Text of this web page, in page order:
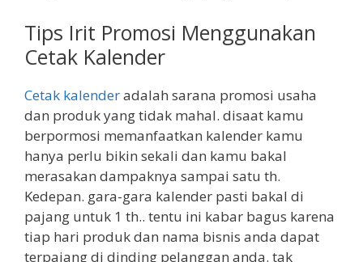
Tips Irit Promosi Menggunakan
Cetak Kalender
Cetak kalenderadalah sarana promosi usaha
dan produk yang tidak mahal. disaat kamu
berpormosi memanfaatkan kalender kamu
hanya perlu bikin sekali dan kamu bakal
merasakan dampaknya sampai satu th.
Kedepan. gara-gara kalender pasti bakal di
pajang untuk 1 th.. tentu ini kabar bagus karena
tiap hari produk dan nama bisnis anda dapat
terpajang di dinding pelanggan anda. tak